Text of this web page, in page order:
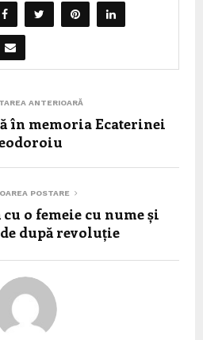
ANTERIOARĂ
în memoria Ecaterinei
POSTARE
o femeie cu nume și
după revoluție